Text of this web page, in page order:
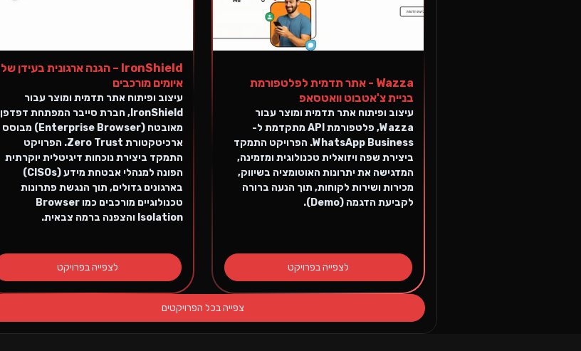
Wazza - אתר תדמית לפלטפורמת
בניית צ'אטבוט וואטסאפ
עיצוב ופיתוח אתר תדמית ומוצר עבור
Wazza, פלטפורמת API מתקדמת ל-
WhatsApp Business. הפרויקט התמקד
ביצירת שפה ויזואלית טכנולוגית ומזמינה,
המדגישה את יתרונות האוטומציה בשיווק,
מכירות ושירות לקוחות, תוך הנעה ברורה
לקביעת הדגמה (Demo).
לצפייה בפרויקט
IronShield – הגנה ארגונית בעידן של
איומים מורכבים
עיצוב ופיתוח אתר תדמית ומוצר עבור
IronShield, חברת סייבר המפתחת דפדפן
מאובטח (Enterprise Browser) מבוסס
ארכיטקטורת Zero Trust. הפרויקט
התמקד ביצירת נוכחות דיגיטלית יוקרתית
הפונה למנהלי אבטחת מידע (CISOs)
בארגונים גדולים, תוך הנגשת פתרונות
טכנולוגיים מורכבים כמו Browser
Isolation והצפנה ברמה צבאית.
לצפייה בפרויקט
צפייה בכל הפרויקטים